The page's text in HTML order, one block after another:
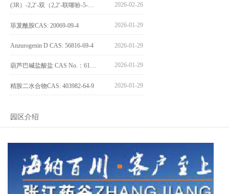
2026-02-26
荜茇酰胺CAS: 20069-09-4 2026-01-29
Anzurogenin D CAS: 56816-69-4 2026-01-29
2026-01-29
精胺二水合物CAS: 403982-64-9 2026-01-29
园区介绍